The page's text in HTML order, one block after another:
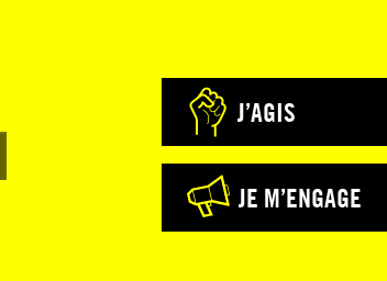
J’AGIS
JE M’ENGAGE